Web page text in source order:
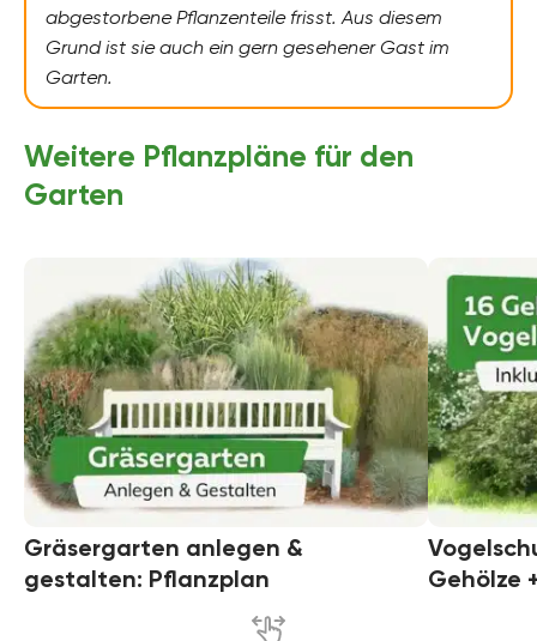
abgestorbene Pflanzenteile frisst. Aus diesem
Grund ist sie auch ein gern gesehener Gast im
Garten.
Weitere Pflanzpläne für den
Garten
Gräsergarten anlegen &
gestalten: Pflanzplan
Gehölze